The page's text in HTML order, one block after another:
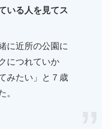
いる人を見てス
に近所の公園に
につれていか
みたい」と７歳
。